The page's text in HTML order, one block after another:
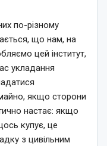
по-різному
що нам, на
цей інститут,
укладання
якщо сторони
настає: якщо
купує, це
з цивільним